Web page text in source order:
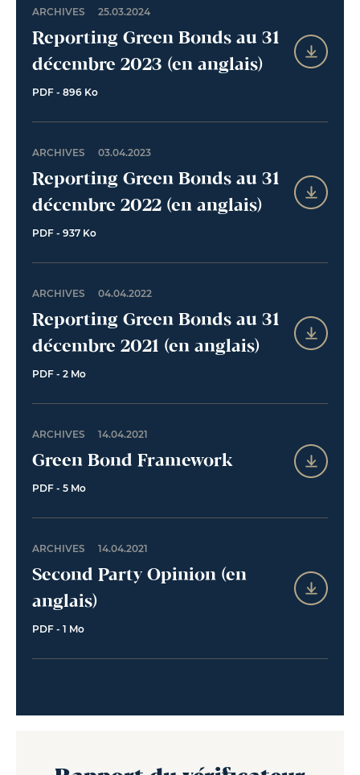
ARCHIVES 25.03.2024
Reporting Green Bonds au 31
décembre 2023 (en anglais)
PDF - 896 Ko
ARCHIVES 03.04.2023
Reporting Green Bonds au 31
décembre 2022 (en anglais)
PDF - 937 Ko
ARCHIVES 04.04.2022
Reporting Green Bonds au 31
décembre 2021 (en anglais)
PDF - 2 Mo
ARCHIVES 14.04.2021
Green Bond Framework
PDF - 5 Mo
ARCHIVES 14.04.2021
Second Party Opinion (en
anglais)
PDF - 1 Mo